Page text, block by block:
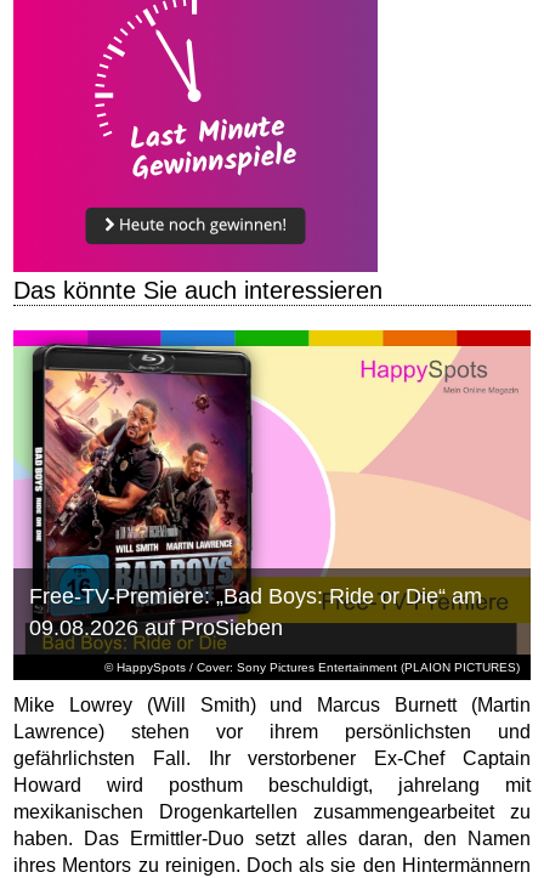
Das könnte Sie auch interessieren
© HappySpots / Cover: Sony Pictures Entertainment (PLAION PICTURES)
Free-TV-Premiere: „Bad Boys: Ride or Die“ am
09.08.2026 auf ProSieben
Mike Lowrey (Will Smith) und Marcus Burnett (Martin
Lawrence) stehen vor ihrem persönlichsten und
gefährlichsten Fall. Ihr verstorbener Ex-Chef Captain
Howard wird posthum beschuldigt, jahrelang mit
mexikanischen Drogenkartellen zusammengearbeitet zu
haben. Das Ermittler-Duo setzt alles daran, den Namen
ihres Mentors zu reinigen. Doch als sie den Hintermännern